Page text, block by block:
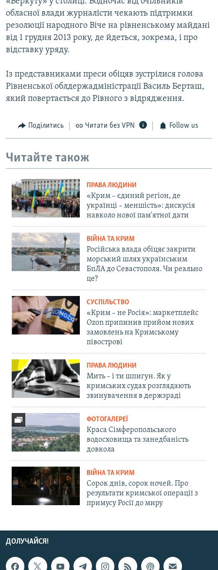
обласної влади журналісти чекають підтримки
резолюції народного Віче на рівненському майдані
від 1 грудня 2013 року, де йдеться, зокрема, і про
відставку уряду.
Із представниками преси обіцяв зустрілися голова
Рівненської облдержадміністрації Василь Берташ,
який повертається до Рівного з відрядження.
Поділитись Читати без VPN Follow us
Читайте також
ПРАВА ЛЮДИНИ
«Крим – єдиний регіон, де
українці – меншість»: дискусія
навколо нової пам'ятної дати
ВІЙНА ТА КРИМ
Російська влада обіцяє закрити
морський шлях українським
БпЛА до Севастополя. Чи реально
це?
СУСПІЛЬСТВО
«Крим – не Росія»: маркетплейс
Ozon припинив прийом нових
замовлень на Кримському
півострові
ПРАВА ЛЮДИНИ
Мить – і ти шпигун. Як у
кримських судах розглядають
звинувачення в держзраді
ФОТОГАЛЕРЕЇ
Краса Сімферопольського
водосховища та занедбаність
довкола
ВІЙНА ТА КРИМ
Сорок днів, сорок ночей. Про
результати кримської операції з
примусу Росії до миру
ДОЛУЧАЙСЯ!